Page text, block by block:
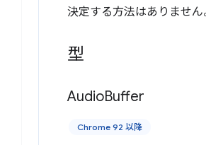
決定する方法はありません
型
AudioBuffer
Chrome 92 以降